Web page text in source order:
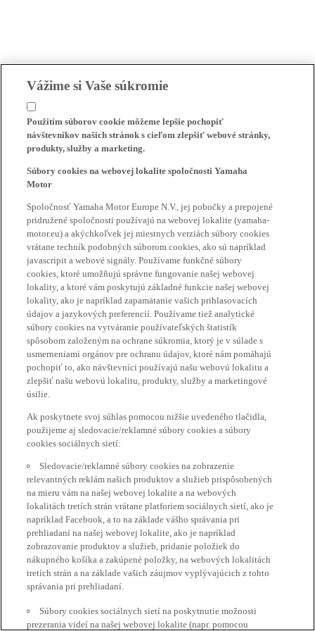
Vážime si Vaše súkromie
Použitím súborov cookie môžeme lepšie pochopiť
návštevníkov našich stránok s cieľom zlepšiť webové stránky,
produkty, služby a marketing.
Súbory cookies na webovej lokalite spoločnosti Yamaha
Motor
Spoločnosť Yamaha Motor Europe N.V., jej pobočky a prepojené
pridružené spoločnosti používajú na webovej lokalite (yamaha-
motor.eu) a akýchkoľvek jej miestnych verziách súbory cookies
vrátane techník podobných súborom cookies, ako sú napríklad
javascripit a webové signály. Používame funkčné súbory
cookies, ktoré umožňujú správne fungovanie našej webovej
lokality, a ktoré vám poskytujú základné funkcie našej webovej
lokality, ako je napríklad zapamätanie vašich prihlasovacích
údajov a jazykových preferencií. Používame tiež analytické
súbory cookies na vytváranie používateľských štatistík
spôsobom založeným na ochrane súkromia, ktorý je v súlade s
usmerneniami orgánov pre ochranu údajov, ktoré nám pomáhajú
pochopiť to, ako návštevníci používajú našu webovú lokalitu a
zlepšiť našu webovú lokalitu, produkty, služby a marketingové
úsilie.
Ak poskytnete svoj súhlas pomocou nižšie uvedeného tlačidla,
použijeme aj sledovacie/reklamné súbory cookies a súbory
cookies sociálnych sietí:
Sledovacie/reklamné súbory cookies na zobrazenie
relevantných reklám našich produktov a služieb prispôsobených
na mieru vám na našej webovej lokalite a na webových
lokalitách tretích strán vrátane platforiem sociálnych sietí, ako je
napríklad Facebook, a to na základe vášho správania pri
prehliadaní na našej webovej lokalite, ako je napríklad
zobrazovanie produktov a služieb, pridanie položiek do
nákupného košíka a zakúpené položky, na webových lokalitách
tretích strán a na základe vašich záujmov vyplývajúcich z tohto
správania pri prehliadaní.
Súbory cookies sociálnych sietí na poskytnutie možnosti
prezerania videí na našej webovej lokalite (napr. pomocou